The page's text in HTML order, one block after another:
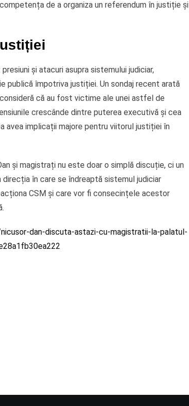
de a organiza un referendum în justiție și
și atacuri asupra sistemului judiciar,
publică împotriva justiției. Un sondaj recent arată
că au fost victime ale unei astfel de
crescânde dintre puterea executivă și cea
avea implicații majore pentru viitorul justiției în
și magistrați nu este doar o simplă discuție, ci un
în care se îndreaptă sistemul judiciar
CSM și care vor fi consecințele acestor
dan-discuta-astazi-cu-magistratii-la-palatul-